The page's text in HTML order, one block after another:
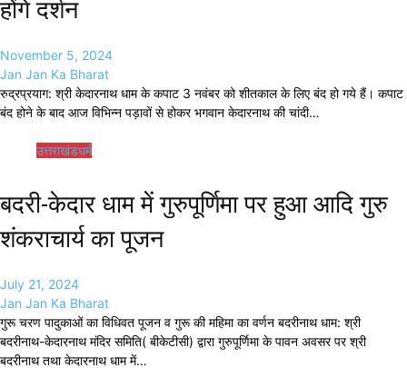
होंगे दर्शन
November 5, 2024
Jan Jan Ka Bharat
रुद्रप्रयाग: श्री केदारनाथ धाम के कपाट 3 नवंबर को शीतकाल के लिए बंद हो गये हैं। कपाट
बंद होने के बाद आज विभिन्न पड़ावों से होकर भगवान केदारनाथ की चांदी…
उत्तराखंडधर्म
बदरी-केदार धाम में गुरुपूर्णिमा पर हुआ आदि गुरु
शंकराचार्य का पूजन
July 21, 2024
Jan Jan Ka Bharat
गुरू चरण पादुकाओं का विधिवत पूजन व गुरू की महिमा का वर्णन बदरीनाथ धाम: श्री
बदरीनाथ-केदारनाथ मंदिर समिति( बीकेटीसी) द्वारा गुरुपूर्णिमा के पावन अवसर पर श्री
बदरीनाथ तथा केदारनाथ धाम में…